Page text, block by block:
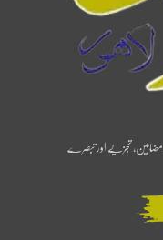
مضامین، تجزیے اور تبصرے